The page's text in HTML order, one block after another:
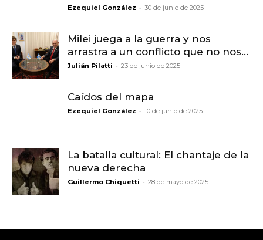
Ezequiel González - 30 de junio de 2025
Milei juega a la guerra y nos
arrastra a un conflicto que no nos...
Julián Pilatti - 23 de junio de 2025
Caídos del mapa
Ezequiel González - 10 de junio de 2025
La batalla cultural: El chantaje de la
nueva derecha
Guillermo Chiquetti - 28 de mayo de 2025